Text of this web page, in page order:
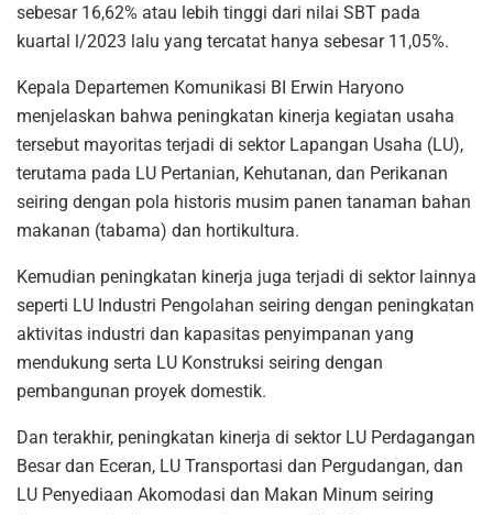
sebesar 16,62% atau lebih tinggi dari nilai SBT pada
kuartal l/2023 lalu yang tercatat hanya sebesar 11,05%.
Kepala Departemen Komunikasi BI Erwin Haryono
menjelaskan bahwa peningkatan kinerja kegiatan usaha
tersebut mayoritas terjadi di sektor Lapangan Usaha (LU),
terutama pada LU Pertanian, Kehutanan, dan Perikanan
seiring dengan pola historis musim panen tanaman bahan
makanan (tabama) dan hortikultura.
Kemudian peningkatan kinerja juga terjadi di sektor lainnya
seperti LU Industri Pengolahan seiring dengan peningkatan
aktivitas industri dan kapasitas penyimpanan yang
mendukung serta LU Konstruksi seiring dengan
pembangunan proyek domestik.
Dan terakhir, peningkatan kinerja di sektor LU Perdagangan
Besar dan Eceran, LU Transportasi dan Pergudangan, dan
LU Penyediaan Akomodasi dan Makan Minum seiring